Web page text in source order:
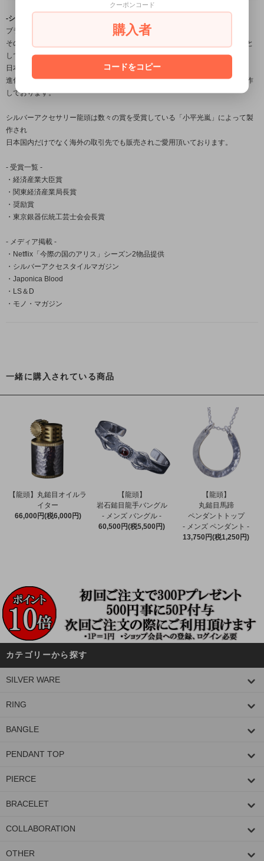
-シルバーアクセサリーブランド「龍頭」について-
ブランド名の「龍頭」とは梵鐘の最上部にある鐘を吊るす留め金の名。
その良し悪しで鐘の風格さえも変えてしまう必要不可欠な大事な部分を由来と
しており、
日本古来から受け継がれている銀器の伝統技法を用いながら、
進化する伝統をコンセプトに身に付ける者に独特の存在感を与える作品を製作
しております。
シルバーアクセサリー龍頭は数々の賞を受賞している「小平光嵐」によって製
作され
日本国内だけでなく海外の取引先でも販売されご愛用頂いております。
- 受賞一覧 -
・経済産業大臣賞
・関東経済産業局長賞
・奨励賞
・東京銀器伝統工芸士会会長賞
- メディア掲載 -
・Netflix「今際の国のアリス」シーズン2物品提供
・シルバーアクセスタイルマガジン
・Japonica Blood
・LS＆D
・モノ・マガジン
一緒に購入されている商品
【龍頭】丸鎚目オイルラ
イター
66,000円(税6,000円)
【龍頭】
岩石鎚目龍手バングル
- メンズ バングル -
60,500円(税5,500円)
【龍頭】
丸鎚目馬蹄
ペンダントトップ
- メンズ ペンダント -
13,750円(税1,250円)
カテゴリーから探す
SILVER WARE
RING
BANGLE
PENDANT TOP
PIERCE
BRACELET
COLLABORATION
OTHER
クーポンコード
購入者
コードをコピー